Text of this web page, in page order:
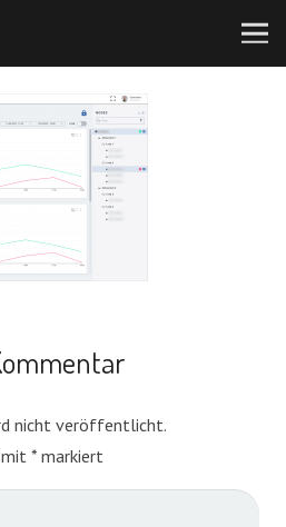
nicht veröffentlicht.
mit * markiert